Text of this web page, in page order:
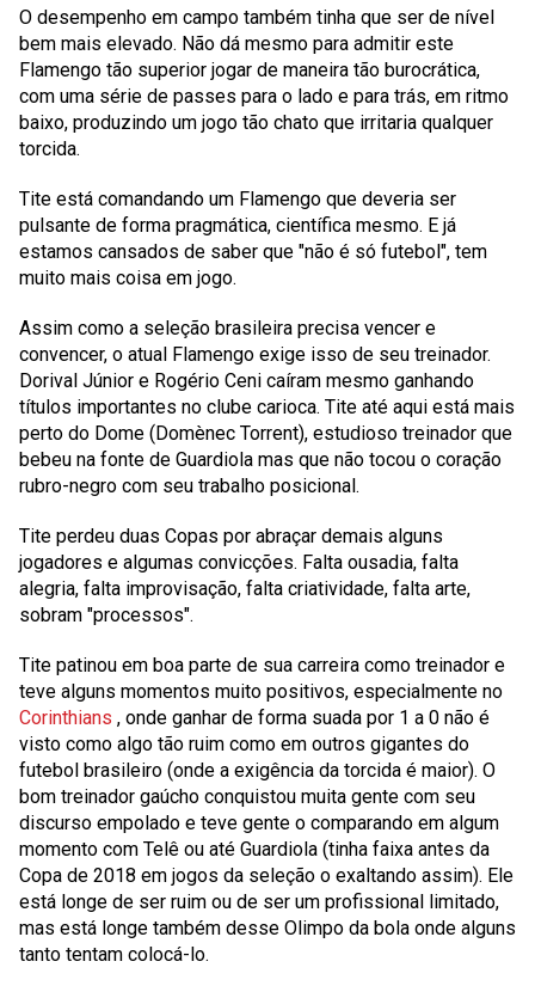
O desempenho em campo também tinha que ser de nível
bem mais elevado. Não dá mesmo para admitir este
Flamengo tão superior jogar de maneira tão burocrática,
com uma série de passes para o lado e para trás, em ritmo
baixo, produzindo um jogo tão chato que irritaria qualquer
torcida.
Tite está comandando um Flamengo que deveria ser
pulsante de forma pragmática, científica mesmo. E já
estamos cansados de saber que "não é só futebol", tem
muito mais coisa em jogo.
Assim como a seleção brasileira precisa vencer e
convencer, o atual Flamengo exige isso de seu treinador.
Dorival Júnior e Rogério Ceni caíram mesmo ganhando
títulos importantes no clube carioca. Tite até aqui está mais
perto do Dome (Domènec Torrent), estudioso treinador que
bebeu na fonte de Guardiola mas que não tocou o coração
rubro-negro com seu trabalho posicional.
Tite perdeu duas Copas por abraçar demais alguns
jogadores e algumas convicções. Falta ousadia, falta
alegria, falta improvisação, falta criatividade, falta arte,
sobram "processos".
Tite patinou em boa parte de sua carreira como treinador e
teve alguns momentos muito positivos, especialmente no
Corinthians , onde ganhar de forma suada por 1 a 0 não é
visto como algo tão ruim como em outros gigantes do
futebol brasileiro (onde a exigência da torcida é maior). O
bom treinador gaúcho conquistou muita gente com seu
discurso empolado e teve gente o comparando em algum
momento com Telê ou até Guardiola (tinha faixa antes da
Copa de 2018 em jogos da seleção o exaltando assim). Ele
está longe de ser ruim ou de ser um profissional limitado,
mas está longe também desse Olimpo da bola onde alguns
tanto tentam colocá-lo.